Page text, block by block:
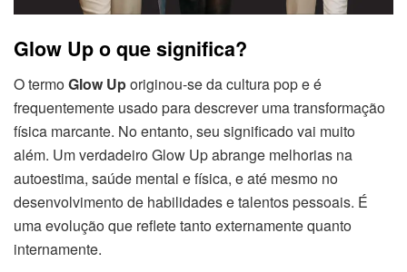
Glow Up o que significa?
O termoGlow Uporiginou-se da cultura pop e é
frequentemente usado para descrever uma transformação
física marcante. No entanto, seu significado vai muito
além. Um verdadeiro Glow Up abrange melhorias na
autoestima, saúde mental e física, e até mesmo no
desenvolvimento de habilidades e talentos pessoais. É
uma evolução que reflete tanto externamente quanto
internamente.